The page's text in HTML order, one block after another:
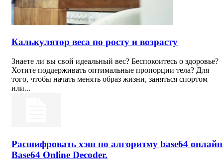
Калькулятор веса по росту и возрасту
Знаете ли вы свой идеальный вес? Беспокоитесь о здоровье?
Хотите поддерживать оптимальные пропорции тела? Для
того, чтобы начать менять образ жизни, заняться спортом
или...
Расшифровать хэш по алгоритму base64
Base64 Online Decoder.